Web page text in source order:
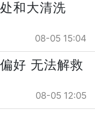
和大清洗
08-05 15:04
好 无法解救
08-05 12:05